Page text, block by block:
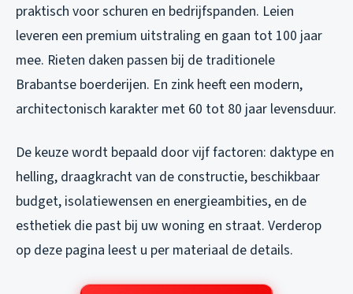
praktisch voor schuren en bedrijfspanden. Leien
leveren een premium uitstraling en gaan tot 100 jaar
mee. Rieten daken passen bij de traditionele
Brabantse boerderijen. En zink heeft een modern,
architectonisch karakter met 60 tot 80 jaar levensduur.
De keuze wordt bepaald door vijf factoren: daktype en
helling, draagkracht van de constructie, beschikbaar
budget, isolatiewensen en energieambities, en de
esthetiek die past bij uw woning en straat. Verderop
op deze pagina leest u per materiaal de details.